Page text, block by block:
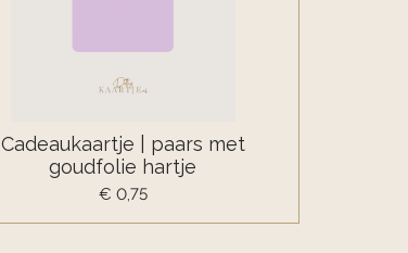
Cadeaukaartje | paars met
goudfolie hartje
€ 0,75